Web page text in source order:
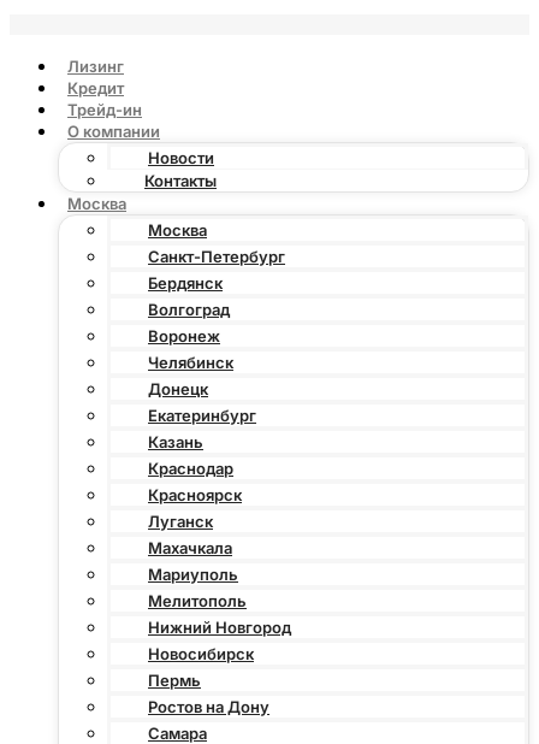
Лизинг
Кредит
Трейд-ин
О компании
Новости
Контакты
Москва
Москва
Санкт-Петербург
Бердянск
Волгоград
Воронеж
Челябинск
Донецк
Екатеринбург
Казань
Краснодар
Красноярск
Луганск
Махачкала
Мариуполь
Мелитополь
Нижний Новгород
Новосибирск
Пермь
Ростов на Дону
Самара